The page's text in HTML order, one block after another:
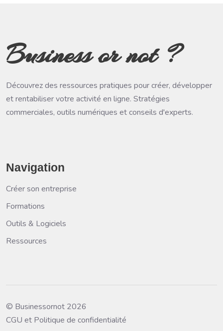
Business or not ?
Découvrez des ressources pratiques pour créer, développer
et rentabiliser votre activité en ligne. Stratégies
commerciales, outils numériques et conseils d'experts.
Navigation
Créer son entreprise
Formations
Outils & Logiciels
Ressources
© Businessornot 2026
CGU et Politique de confidentialité